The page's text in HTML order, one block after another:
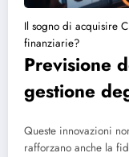
Il sogno di acquisire
finanziarie?
Previsione
gestione
Queste innovazioni
rafforzano anche la